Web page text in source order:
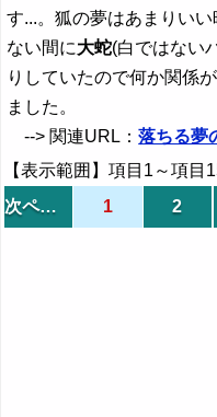
す...。狐の夢はあまりい
ない間に大蛇(白ではない
りしていたので何か関係
ました。
--> 関連URL：落ちる夢
【表示範囲】項目1～項目
次ページ
1 2